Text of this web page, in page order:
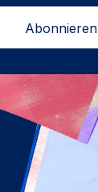
Abonnieren